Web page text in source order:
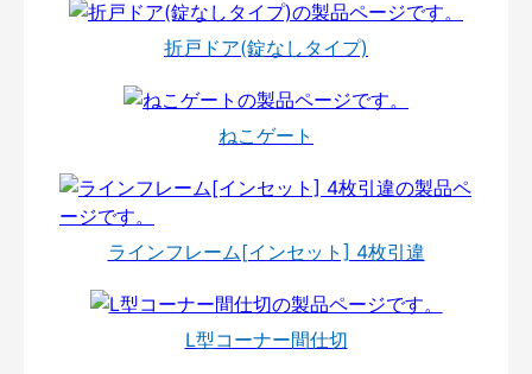
折戸ドア(錠なしタイプ)
ねこゲート
ラインフレーム[インセット] 4枚引違
L型コーナー間仕切